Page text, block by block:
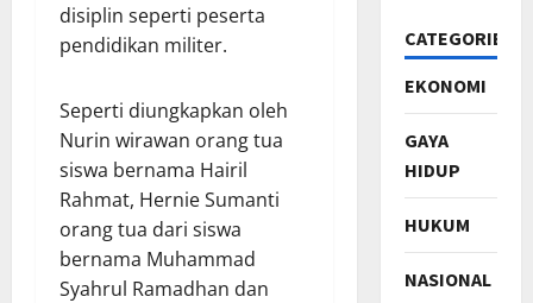
disiplin seperti peserta
pendidikan militer.
Seperti diungkapkan oleh
Nurin wirawan orang tua
siswa bernama Hairil
Rahmat, Hernie Sumanti
orang tua dari siswa
bernama Muhammad
Syahrul Ramadhan dan
CATEGORIES
EKONOMI
GAYA
HIDUP
HUKUM
NASIONAL